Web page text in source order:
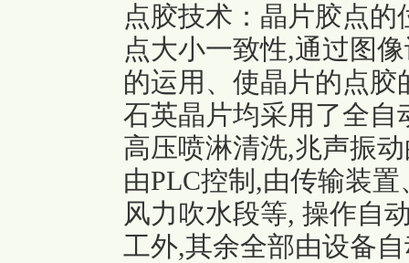
点胶技术：晶片胶点
点大小一致性,通过图
的运用、使晶片的点胶
石英晶片均采用了全
高压喷淋清洗,兆声振
由PLC控制,由传输装
风力吹水段等, 操作自
工外,其余全部由设备